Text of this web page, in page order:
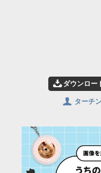
📥ダウンロー
👤 ターチ